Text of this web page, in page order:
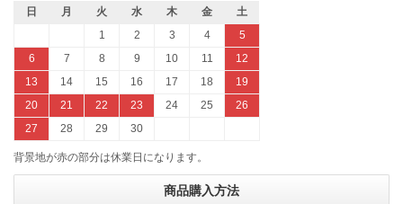
日 月 火 水 木 金
土
1
2 3 4
5
6
7 8 9 10 11
12
13
14 15 16 17 18
19
20
21 22 23 24 25
26
27
28 29 30
背景地が赤の部分は休業日になります。
商品購入方法